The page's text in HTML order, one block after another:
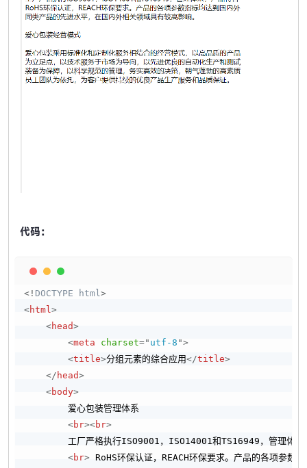
代码：
<! DOCTYPE html>
<html>
<head>
<meta charset=" utf-8 ">
<title>分组元素的综合应用</title>
</ head>
<body>
        爱心包装管理体系
<br><br>
工厂严格执行ISO9001，ISO14001和TS16949，管理体系
<br> RoHS环保认证，REACH环保要求。产品的各项参数